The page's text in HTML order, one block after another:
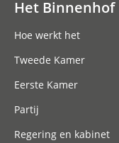
Het Binnenhof
Hoe werkt het
Tweede Kamer
Eerste Kamer
Partij
Regering en kabinet